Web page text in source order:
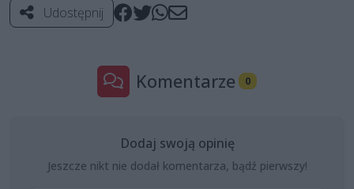
Udostępnij
Komentarze 0
Dodaj swoją opinię
Jeszcze nikt nie dodał komentarza, bądź pierwszy!